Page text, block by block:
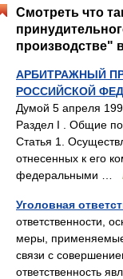
Смотреть что
производстве"
АРБИТРАЖНЫЙ
РОССИЙСКОЙ
Думой 5 апреля
Раздел I . Общие
Статья 1.
отнесенных к его
федеральными …
Уголовная
ответственности,
меры,
связи с
ответственность